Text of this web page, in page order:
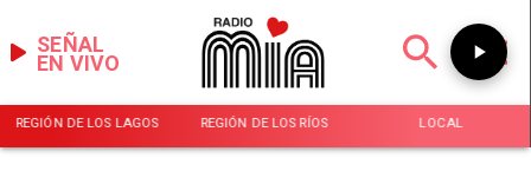
EN VIVO
SEÑAL
REGIÓN DE LOS LAGOS REGIÓN DE LOS RÍOS LOCAL